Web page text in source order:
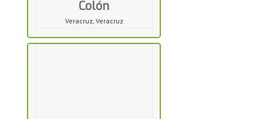
Colón
Veracruz, Veracruz